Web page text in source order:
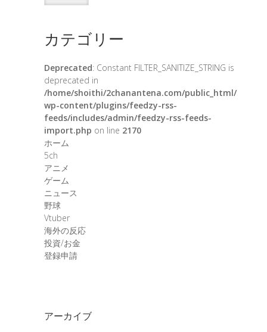
カテゴリー
Deprecated: Constant FILTER_SANITIZE_STRING is
deprecated in
/home/shoithi/2chanantena.com/public_html/
wp-content/plugins/feedzy-rss-
feeds/includes/admin/feedzy-rss-feeds-
import.php on line 2170
ホーム
5ch
アニメ
ゲーム
ニュース
野球
Vtuber
海外の反応
投資/お金
登録申請
アーカイブ